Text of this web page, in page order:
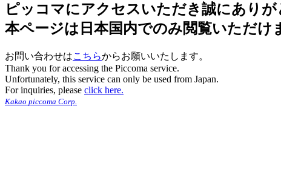
ピッコマにアクセスいただき誠にありが
本ページは日本国内でのみ閲覧いただけ
お問い合わせはこちらからお願いいたします。
Thank you for accessing the Piccoma service.
Unfortunately, this service can only be used from Japan.
For inquiries, please click here.
Kakao piccoma Corp.